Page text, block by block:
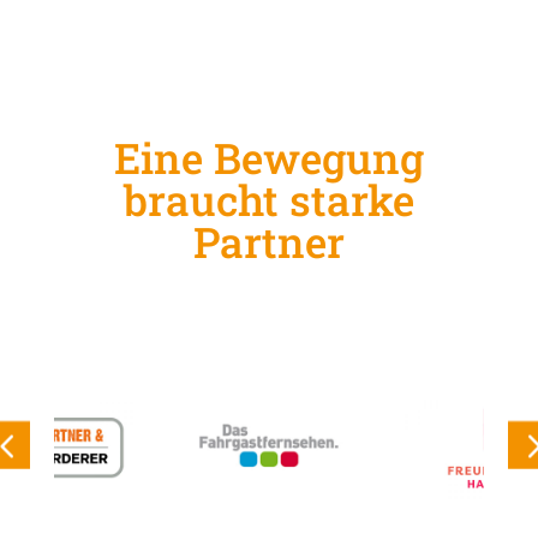
Eine Bewegung
braucht starke
Partner